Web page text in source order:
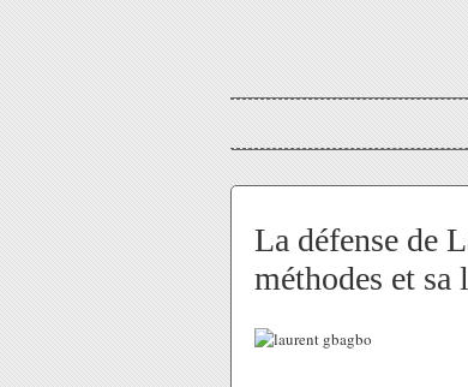
La défense de
méthodes et